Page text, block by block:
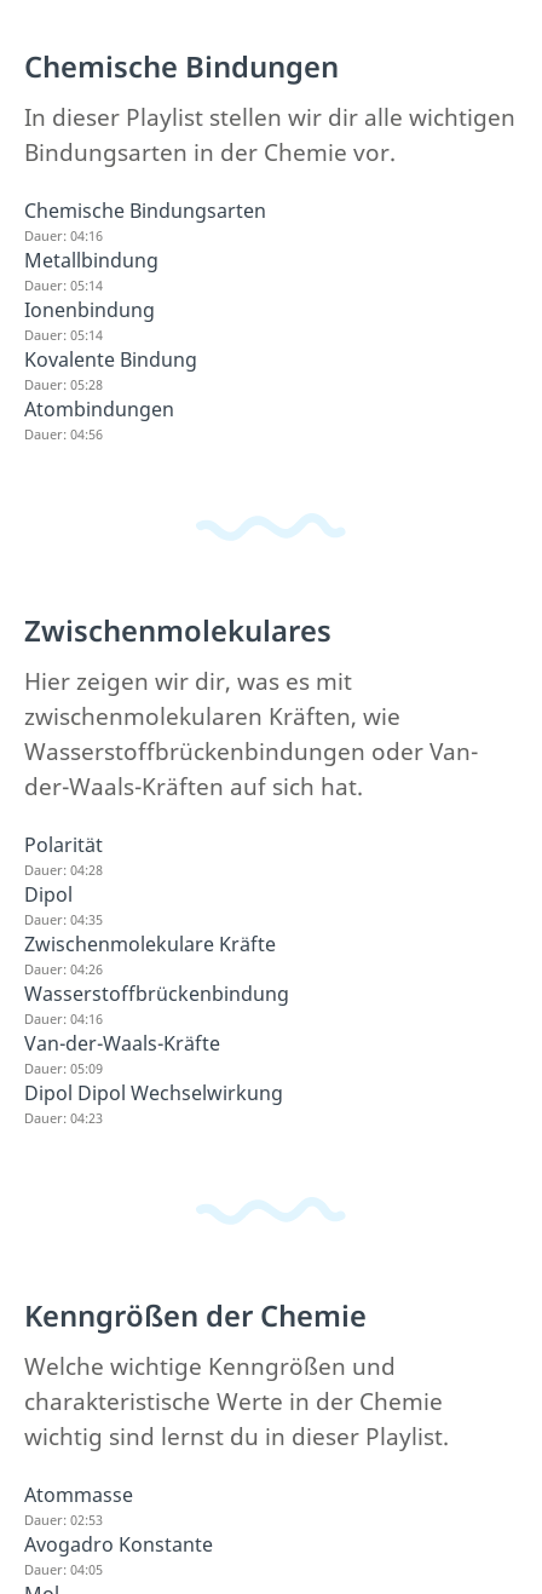
Chemische Bindungen
In dieser Playlist stellen wir dir alle wichtigen
Bindungsarten in der Chemie vor.
Chemische Bindungsarten
Dauer: 04:16
Metallbindung
Dauer: 05:14
Ionenbindung
Dauer: 05:14
Kovalente Bindung
Dauer: 05:28
Atombindungen
Dauer: 04:56
Zwischenmolekulares
Hier zeigen wir dir, was es mit
zwischenmolekularen Kräften, wie
Wasserstoffbrückenbindungen oder Van-
der-Waals-Kräften auf sich hat.
Polarität
Dauer: 04:28
Dipol
Dauer: 04:35
Zwischenmolekulare Kräfte
Dauer: 04:26
Wasserstoffbrückenbindung
Dauer: 04:16
Van-der-Waals-Kräfte
Dauer: 05:09
Dipol Dipol Wechselwirkung
Dauer: 04:23
Kenngrößen der Chemie
Welche wichtige Kenngrößen und
charakteristische Werte in der Chemie
wichtig sind lernst du in dieser Playlist.
Atommasse
Dauer: 02:53
Avogadro Konstante
Dauer: 04:05